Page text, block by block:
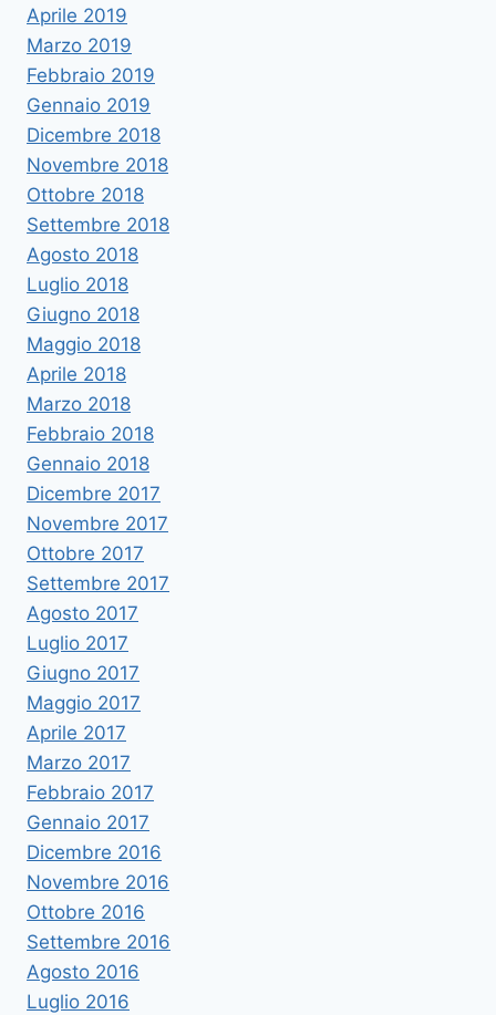
Aprile 2019
Marzo 2019
Febbraio 2019
Gennaio 2019
Dicembre 2018
Novembre 2018
Ottobre 2018
Settembre 2018
Agosto 2018
Luglio 2018
Giugno 2018
Maggio 2018
Aprile 2018
Marzo 2018
Febbraio 2018
Gennaio 2018
Dicembre 2017
Novembre 2017
Ottobre 2017
Settembre 2017
Agosto 2017
Luglio 2017
Giugno 2017
Maggio 2017
Aprile 2017
Marzo 2017
Febbraio 2017
Gennaio 2017
Dicembre 2016
Novembre 2016
Ottobre 2016
Settembre 2016
Agosto 2016
Luglio 2016